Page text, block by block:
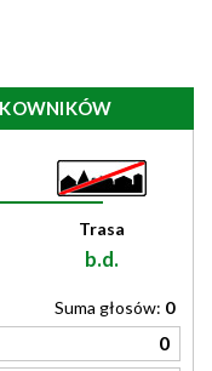
Trasa
b.d.
Suma głosów: 0
0